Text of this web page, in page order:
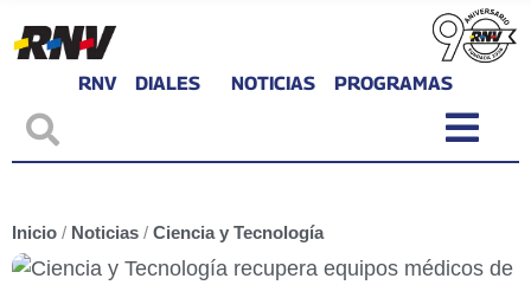
RNV DIALES NOTICIAS PROGRAMAS
Inicio / Noticias / Ciencia y Tecnología